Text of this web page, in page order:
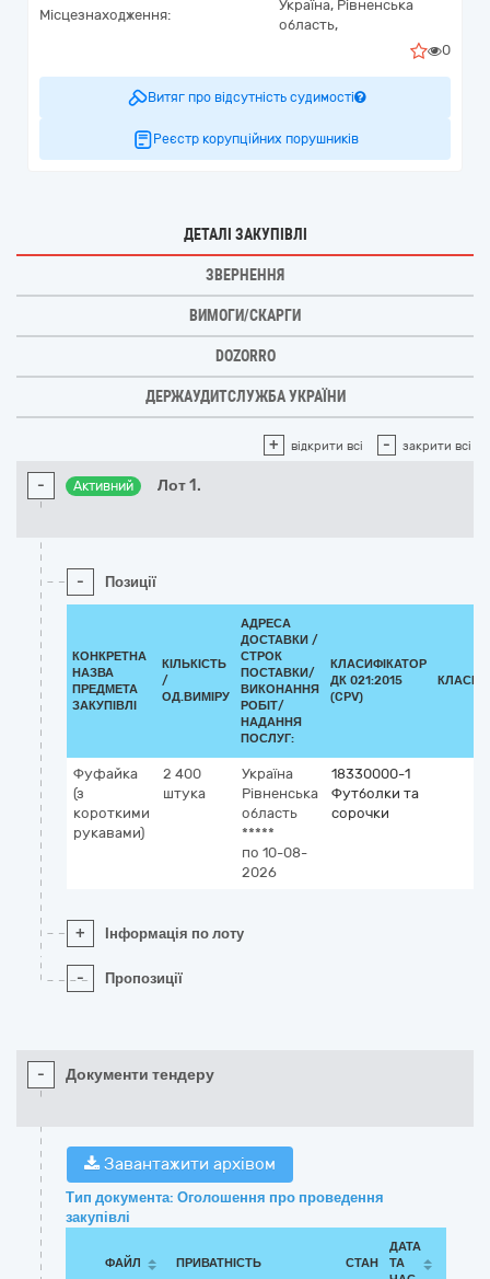
Місцезнаходження:
Україна, Рівненська
область,
0
Витяг про відсутність судимості
Реєстр корупційних порушників
ДЕТАЛІ ЗАКУПІВЛІ
ЗВЕРНЕННЯ
ВИМОГИ/СКАРГИ
DOZORRO
ДЕРЖАУДИТСЛУЖБА УКРАЇНИ
+ відкрити всі - закрити всі
- Активний Лот 1.
- Позиції
КОНКРЕТНА
НАЗВА
ПРЕДМЕТА
ЗАКУПІВЛІ
КІЛЬКІСТЬ
/
ОД.ВИМІРУ
АДРЕСА
ДОСТАВКИ /
СТРОК
ПОСТАВКИ/
ВИКОНАННЯ
РОБІТ/
НАДАННЯ
ПОСЛУГ:
КЛАСИФІКАТОР
ДК 021:2015
(CPV)
Фуфайка
(з
короткими
рукавами)
2 400
штука
Україна
Рівненська
область
*****
по 10-08-
2026
18330000-1
Футболки та
сорочки
+ Інформація по лоту
- Пропозиції
- Документи тендеру
Завантажити архівом
Тип документа: Оголошення про проведення
закупівлі
ФАЙЛ ПРИВАТНІСТЬ СТАН
ДАТА
ТА